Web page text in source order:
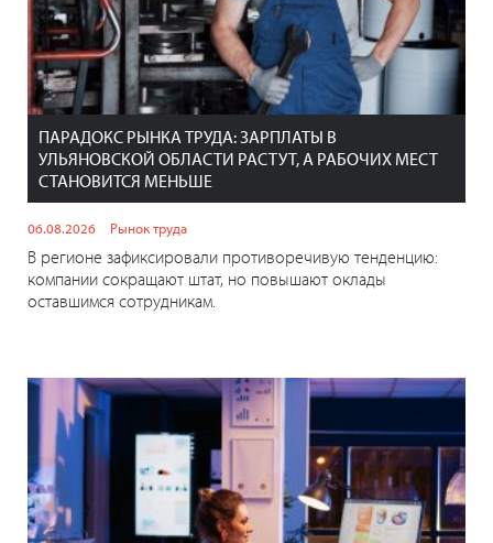
ПАРАДОКС РЫНКА ТРУДА: ЗАРПЛАТЫ В
УЛЬЯНОВСКОЙ ОБЛАСТИ РАСТУТ, А РАБОЧИХ МЕСТ
СТАНОВИТСЯ МЕНЬШЕ
06.08.2026 Рынок труда
В регионе зафиксировали противоречивую тенденцию:
компании сокращают штат, но повышают оклады
оставшимся сотрудникам.